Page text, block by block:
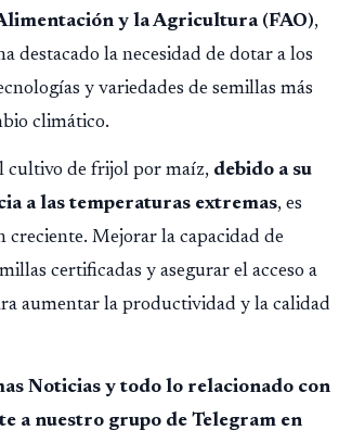
y la Agricultura (FAO),
destacado la necesidad de dotar a los
y variedades de semillas más
climático.
cultivo de frijol por maíz, debido a su
a las temperaturas extremas, es
creciente. Mejorar la capacidad de
certificadas y asegurar el acceso a
aumentar la productividad y la calidad
Noticias y todo lo relacionado con
a nuestro grupo de Telegram en